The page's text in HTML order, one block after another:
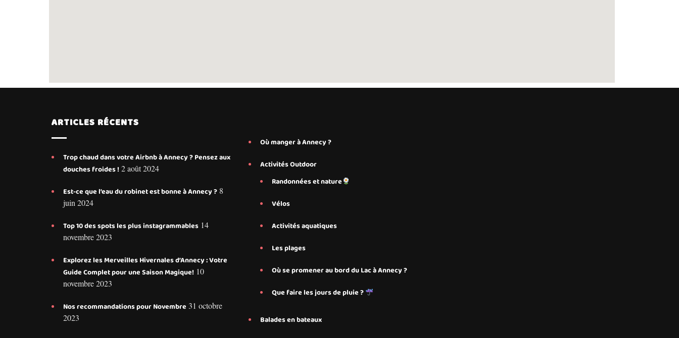
ARTICLES RÉCENTS
Trop chaud dans votre Airbnb à Annecy ? Pensez aux
douches froides ! 2 août 2024
Est-ce que l’eau du robinet est bonne à Annecy ? 8
juin 2024
Top 10 des spots les plus instagrammables 14
novembre 2023
Explorez les Merveilles Hivernales d’Annecy : Votre
Guide Complet pour une Saison Magique! 10
novembre 2023
Nos recommandations pour Novembre 31 octobre
2023
Où manger à Annecy ?
Activités Outdoor
Randonnées et nature
Vélos
Activités aquatiques
Les plages
Où se promener au bord du Lac à Annecy ?
Que faire les jours de pluie ?
Balades en bateaux